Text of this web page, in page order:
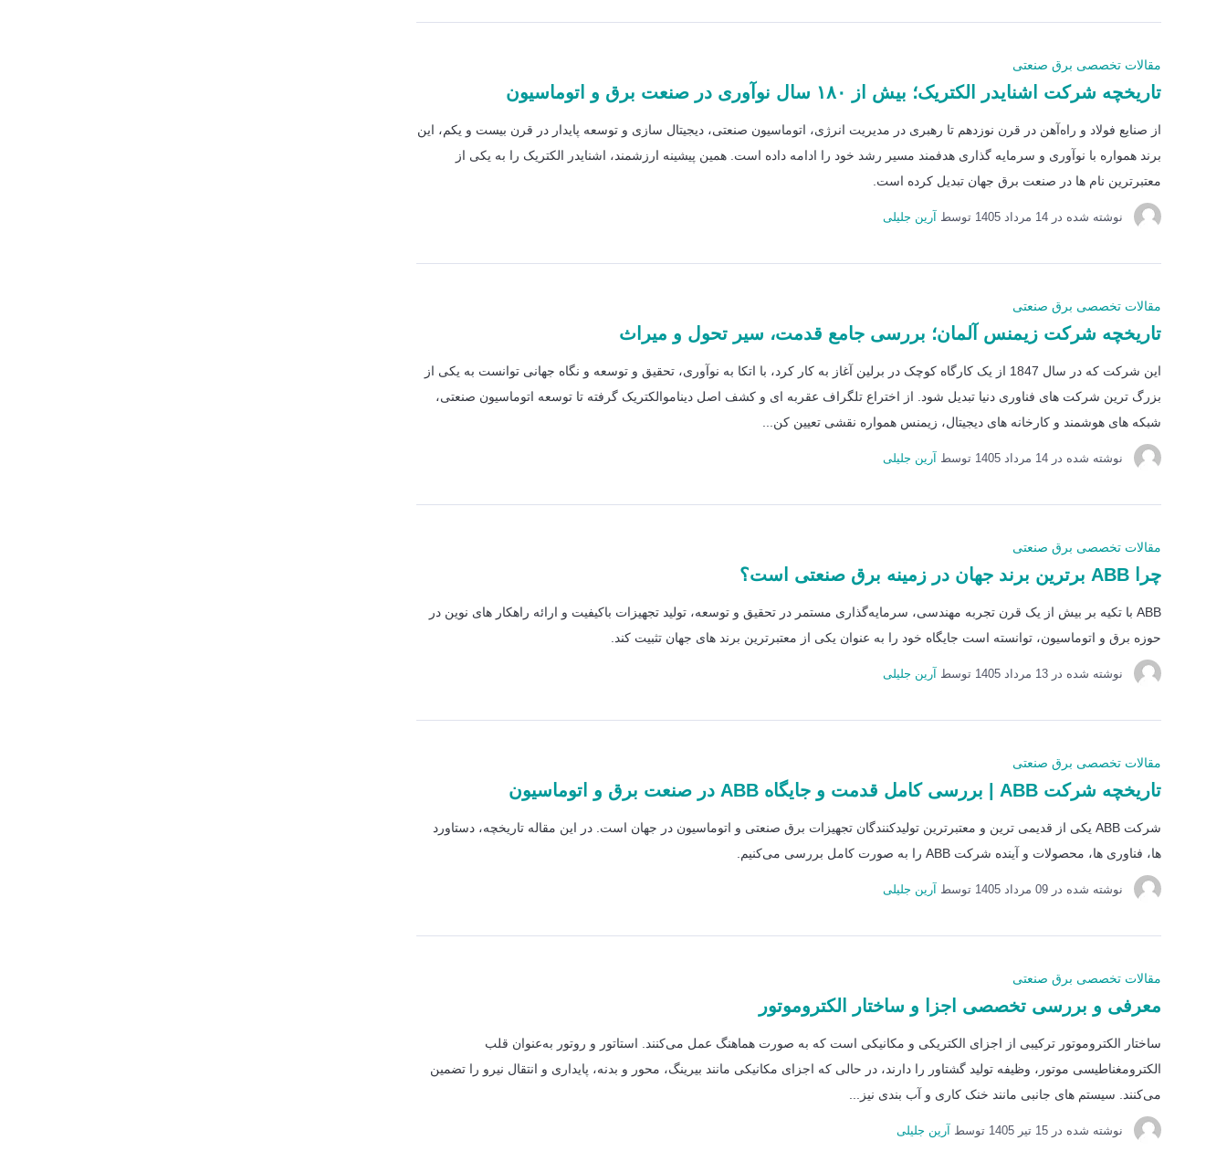
مقالات تخصصی برق صنعتی
تاریخچه شرکت اشنایدر الکتریک؛ بیش از ۱۸۰ سال نوآوری در صنعت برق و اتوماسیون
از صنایع فولاد و راه‌آهن در قرن نوزدهم تا رهبری در مدیریت انرژی، اتوماسیون صنعتی، دیجیتال سازی و توسعه پایدار در قرن بیست و یکم، این
برند همواره با نوآوری و سرمایه گذاری هدفمند مسیر رشد خود را ادامه داده است. همین پیشینه ارزشمند، اشنایدر الکتریک را به یکی از
معتبرترین نام ها در صنعت برق جهان تبدیل کرده است.
نوشته شده در 14 مرداد 1405 توسط آرین جلیلی
مقالات تخصصی برق صنعتی
تاریخچه شرکت زیمنس آلمان؛ بررسی جامع قدمت، سیر تحول و میراث
این شرکت که در سال 1847 از یک کارگاه کوچک در برلین آغاز به کار کرد، با اتکا به نوآوری، تحقیق و توسعه و نگاه جهانی توانست به یکی از
بزرگ ترین شرکت های فناوری دنیا تبدیل شود. از اختراع تلگراف عقربه ای و کشف اصل دیناموالکتریک گرفته تا توسعه اتوماسیون صنعتی،
شبکه های هوشمند و کارخانه های دیجیتال، زیمنس همواره نقشی تعیین کن...
نوشته شده در 14 مرداد 1405 توسط آرین جلیلی
مقالات تخصصی برق صنعتی
چرا ABB برترین برند جهان در زمینه برق صنعتی است؟
ABB با تکیه بر بیش از یک قرن تجربه مهندسی، سرمایه‌گذاری مستمر در تحقیق و توسعه، تولید تجهیزات باکیفیت و ارائه راهکار های نوین در
حوزه برق و اتوماسیون، توانسته است جایگاه خود را به عنوان یکی از معتبرترین برند های جهان تثبیت کند.
نوشته شده در 13 مرداد 1405 توسط آرین جلیلی
مقالات تخصصی برق صنعتی
تاریخچه شرکت ABB | بررسی کامل قدمت و جایگاه ABB در صنعت برق و اتوماسیون
شرکت ABB یکی از قدیمی ترین و معتبرترین تولیدکنندگان تجهیزات برق صنعتی و اتوماسیون در جهان است. در این مقاله تاریخچه، دستاورد
ها، فناوری ها، محصولات و آینده شرکت ABB را به صورت کامل بررسی می‌کنیم.
نوشته شده در 09 مرداد 1405 توسط آرین جلیلی
مقالات تخصصی برق صنعتی
معرفی و بررسی تخصصی اجزا و ساختار الکتروموتور
ساختار الکتروموتور ترکیبی از اجزای الکتریکی و مکانیکی است که به صورت هماهنگ عمل می‌کنند. استاتور و روتور به‌عنوان قلب
الکترومغناطیسی موتور، وظیفه تولید گشتاور را دارند، در حالی که اجزای مکانیکی مانند بیرینگ، محور و بدنه، پایداری و انتقال نیرو را تضمین
می‌کنند. سیستم های جانبی مانند خنک کاری و آب بندی نیز...
نوشته شده در 15 تير 1405 توسط آرین جلیلی